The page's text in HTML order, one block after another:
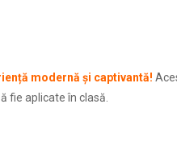
modernă și captivantă!
fie aplicate în clasă.